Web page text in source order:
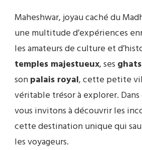
Maheshwar, joyau caché du
une multitude d’expériences
les amateurs de culture et
temples majestueux, ses
sonpalais royal, cette petite
véritable trésor à explorer.
vous invitons à découvrir les
cette destination unique qui
les voyageurs.